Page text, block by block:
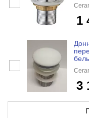
1
3